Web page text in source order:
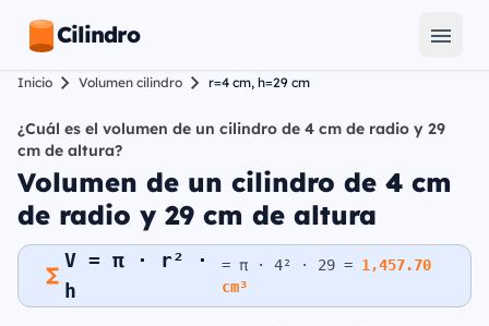
Cilindro
Inicio Volumen cilindro r=4 cm, h=29 cm
¿Cuál es el volumen de un cilindro de 4 cm de radio y 29
cm de altura?
Volumen de un cilindro de 4 cm
de radio y 29 cm de altura
V = π · r² ·
h
= π · 4² · 29 = 1,457.70
cm³